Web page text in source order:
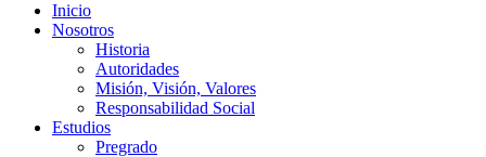
Inicio
Nosotros
Historia
Autoridades
Misión, Visión, Valores
Responsabilidad Social
Estudios
Pregrado